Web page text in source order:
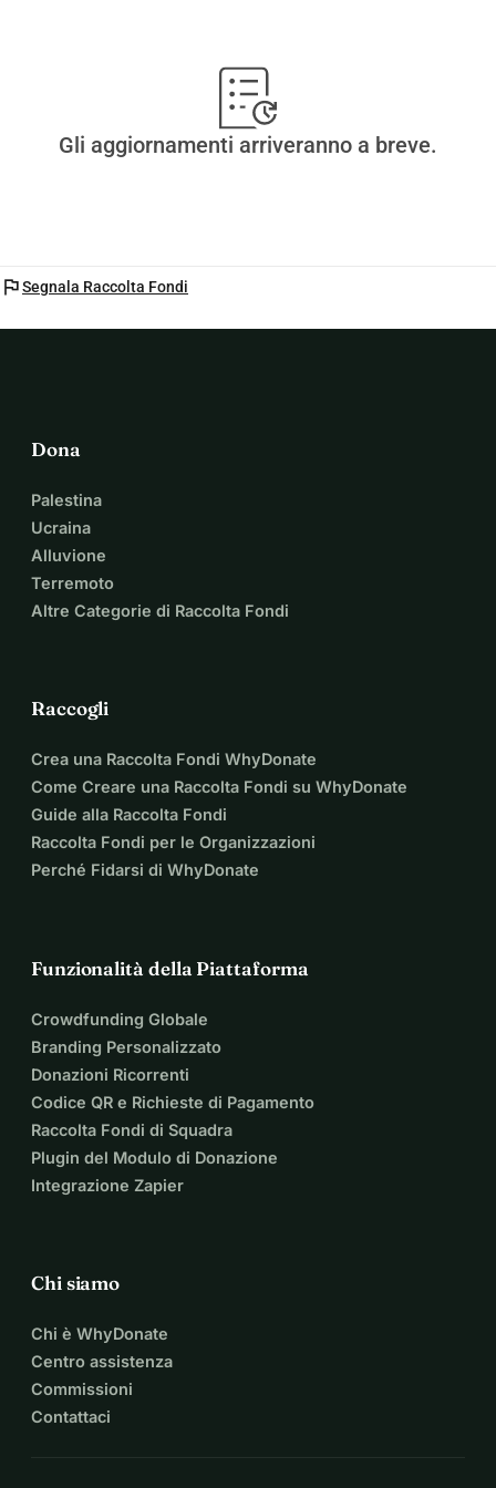
Gli aggiornamenti arriveranno a breve.
flagSegnala Raccolta Fondi
Dona
Palestina
Ucraina
Alluvione
Terremoto
Altre Categorie di Raccolta Fondi
Raccogli
Crea una Raccolta Fondi WhyDonate
Come Creare una Raccolta Fondi su WhyDonate
Guide alla Raccolta Fondi
Raccolta Fondi per le Organizzazioni
Perché Fidarsi di WhyDonate
Funzionalità della Piattaforma
Crowdfunding Globale
Branding Personalizzato
Donazioni Ricorrenti
Codice QR e Richieste di Pagamento
Raccolta Fondi di Squadra
Plugin del Modulo di Donazione
Integrazione Zapier
Chi siamo
Chi è WhyDonate
Centro assistenza
Commissioni
Contattaci